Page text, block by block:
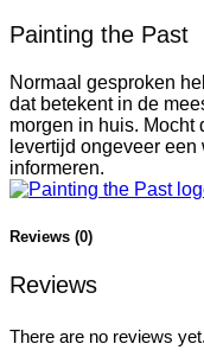
Painting the Past
Normaal gesproken
dat betekent in de
morgen in huis. Mocht
levertijd ongeveer
informeren.
Reviews (0)
Reviews
There are no reviews yet.